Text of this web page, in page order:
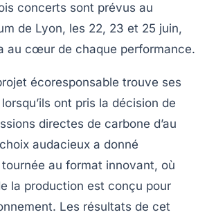
concerts sont prévus au
de Lyon, les 22, 23 et 25 juin,
au cœur de chaque performance.
écoresponsable trouve ses
ont pris la décision de
directes de carbone d’au
audacieux a donné
au format innovant, où
la production est conçu pour
Les résultats de cet